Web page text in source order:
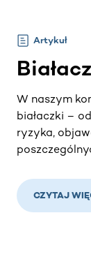
Artykuł
W naszym
białaczki –
ryzyka,
CZYTAJ